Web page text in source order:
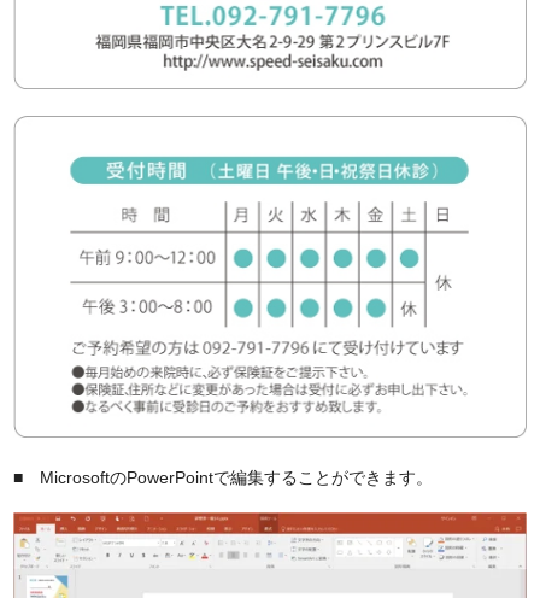
■ MicrosoftのPowerPointで編集することができます。